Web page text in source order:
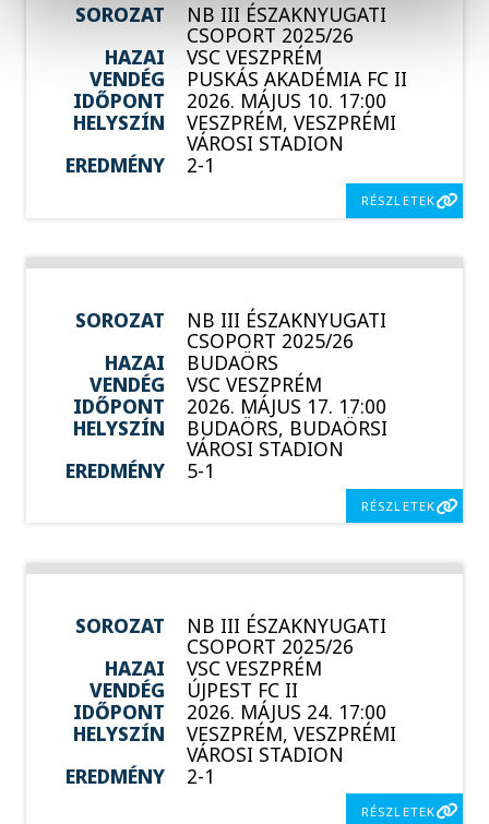
SOROZAT NB III ÉSZAKNYUGATI
CSOPORT 2025/26
HAZAI
VSC VESZPRÉM
VENDÉG
PUSKÁS AKADÉMIA FC II
IDŐPONT
2026. MÁJUS 10. 17:00
HELYSZÍN
VESZPRÉM, VESZPRÉMI
VÁROSI STADION
EREDMÉNY
2-1
RÉSZLETEK
SOROZAT NB III ÉSZAKNYUGATI
CSOPORT 2025/26
HAZAI
BUDAÖRS
VENDÉG
VSC VESZPRÉM
IDŐPONT
2026. MÁJUS 17. 17:00
HELYSZÍN
BUDAÖRS, BUDAÖRSI
VÁROSI STADION
EREDMÉNY
5-1
RÉSZLETEK
SOROZAT NB III ÉSZAKNYUGATI
CSOPORT 2025/26
HAZAI
VSC VESZPRÉM
VENDÉG
ÚJPEST FC II
IDŐPONT
2026. MÁJUS 24. 17:00
HELYSZÍN
VESZPRÉM, VESZPRÉMI
VÁROSI STADION
EREDMÉNY
2-1
RÉSZLETEK